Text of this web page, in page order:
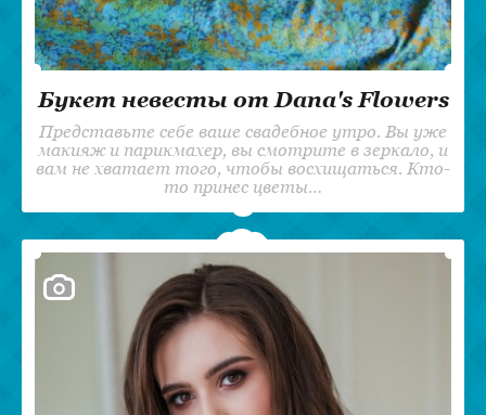
Букет невесты от Dana's Flowers
Представьте себе ваше свадебное утро. Вы уже
макияж и парикмахер, вы смотрите в зеркало, и
вам не хватает того, чтобы восхищаться. Кто-
то принес цветы…